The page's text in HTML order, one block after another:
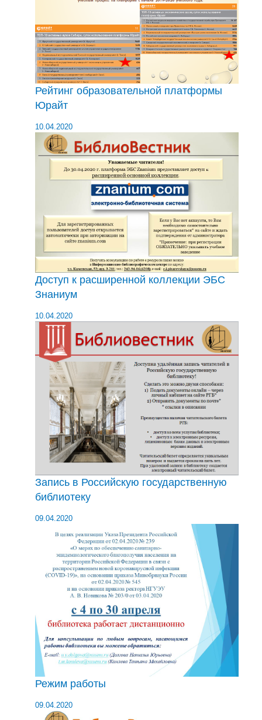
Рейтинг образовательной платформы
Юрайт
10.04.2020
Доступ к расширенной коллекции ЭБС
Знаниум
10.04.2020
Запись в Российскую государственную
библиотеку
09.04.2020
Режим работы
09.04.2020